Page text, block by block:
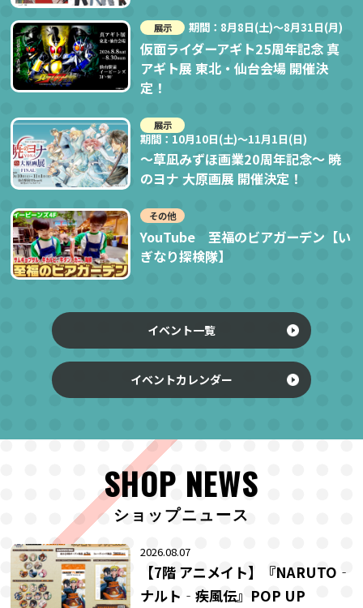
展示 期間：8月8日(土)～8月31日(月)
仮面ライダーアギト25周年記念 真
アギト展 東北・仙台会場 開催決
定！
展示
期間：10月10日(土)～11月1日(日)
～草凪みずほ画業20周年記念～ 暁
のヨナ 大原画展 開催決定！
その他
YouTube 至福のビアガーデン【い
ぎなり探検隊】
イベント一覧
イベントカレンダー
SHOP NEWS
ショップニュース
2026.08.07
【7階 アニメイト】『NARUTO‐
ナルト‐疾風伝』POP UP